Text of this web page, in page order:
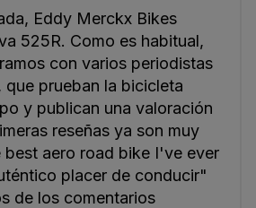
Eddy Merckx Bikes
525R. Como es habitual,
con varios periodistas
que prueban la bicicleta
y publican una valoración
reseñas ya son muy
aero road bike I've ever
placer de conducir"
de los comentarios